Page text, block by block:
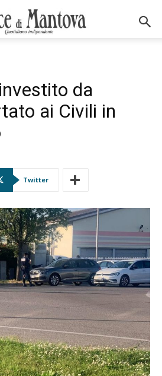
da
ai Civili in
Twitter